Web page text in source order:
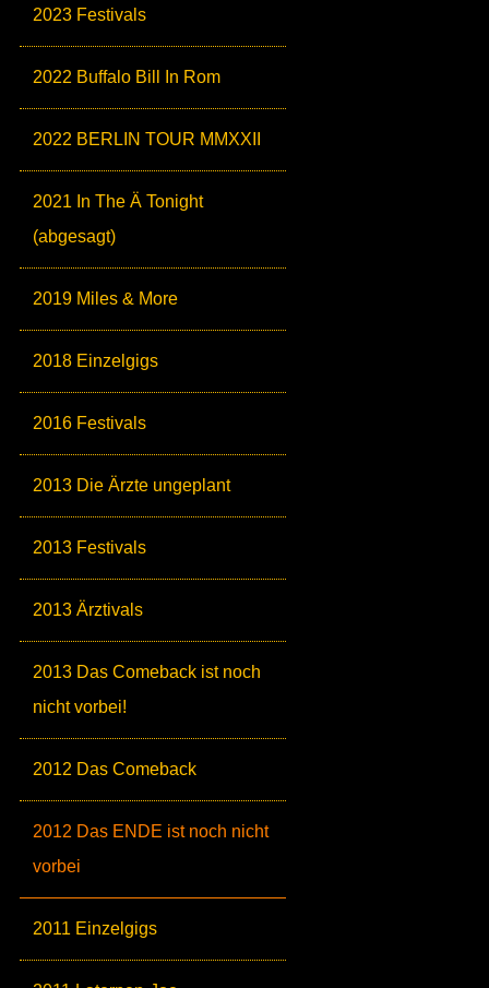
2023 Festivals
2022 Buffalo Bill In Rom
2022 BERLIN TOUR MMXXII
2021 In The Ä Tonight
(abgesagt)
2019 Miles & More
2018 Einzelgigs
2016 Festivals
2013 Die Ärzte ungeplant
2013 Festivals
2013 Ärztivals
2013 Das Comeback ist noch
nicht vorbei!
2012 Das Comeback
2012 Das ENDE ist noch nicht
vorbei
2011 Einzelgigs